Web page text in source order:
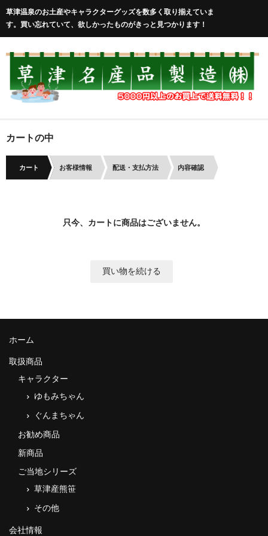
草津温泉のお土産やキャラクターグッズを数多く取り揃えていま
す。買い忘れていて、欲しかったものがきっと見つかります！
カートの中
カート お客様情報 配送・支払方法 内容確認
只今、カートに商品はございません。
ホーム
取扱商品
キャラクター
ゆもみちゃん
ぐんまちゃん
お勧め商品
新商品
ご当地シリーズ
草津産熊笹
その他
会社情報